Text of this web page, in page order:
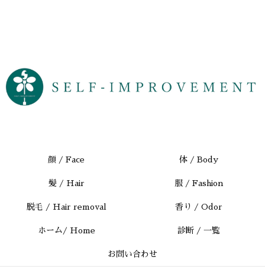
顔 / Face 体 / Body
髪 / Hair 服 / Fashion
脱毛 / Hair removal 香り / Odor
ホーム/ Home 診断 / 一覧
お問い合わせ